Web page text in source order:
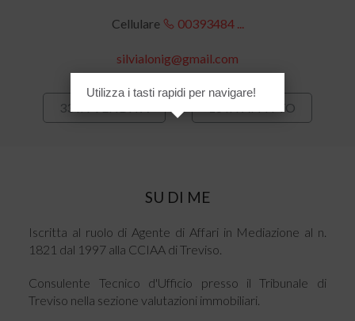
Cellulare 00393484 ...
silvialonig@gmail.com
33 IN VENDITA 16 IN AFFITTO
SU DI ME
Iscritta al ruolo di Agente di Affari in Mediazione al n.
1821 dal 1997 alla CCIAA di Treviso.
Consulente Tecnico d'Ufficio presso il Tribunale di
Treviso nella sezione valutazioni immobiliari.
Utilizza i tasti rapidi per navigare!